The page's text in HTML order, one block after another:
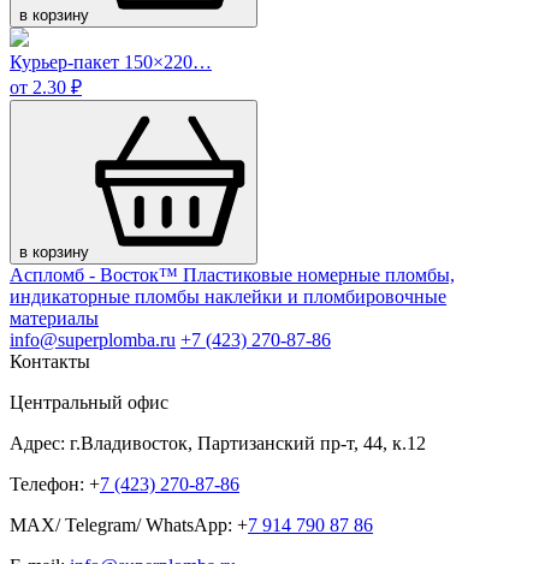
в корзину
Курьер-пакет 150×220…
от 2.30 ₽
в корзину
Аспломб - Восток™ Пластиковые номерные пломбы,
индикаторные пломбы наклейки и пломбировочные
материалы
info@superplomba.ru +7 (423) 270-87-86
Контакты
Центральный офис
Адрес: г.Владивосток, Партизанский пр-т, 44, к.12
Телефон: +7 (423) 270-87-86
MAX/ Telegram/ WhatsApp: +7 914 790 87 86